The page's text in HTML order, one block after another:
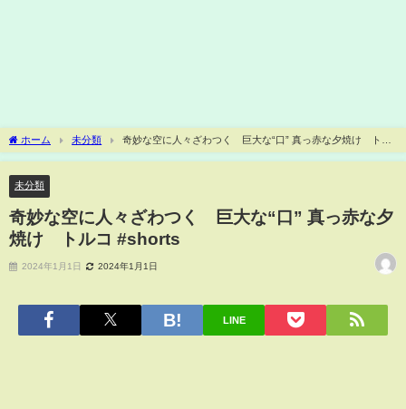
ホーム 未分類
奇妙な空に人々ざわつく 巨大な“口” 真っ赤な夕焼け トル
コ #shorts
未分類
奇妙な空に人々ざわつく 巨大な“口” 真っ赤な夕
焼け トルコ #shorts
2024年1月1日 2024年1月1日
LINE